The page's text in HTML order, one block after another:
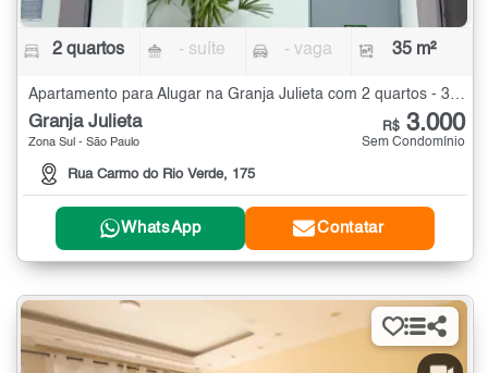
2 quartos - suíte - vaga 35 m²
Granja Julieta
Zona Sul - São Paulo
Rua Carmo do Rio Verde, 175
R$ 3.000
Sem Condomínio
WhatsApp Contatar